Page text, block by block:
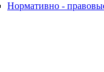
Нормативно -